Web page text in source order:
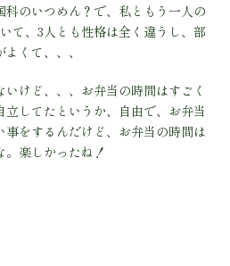
科のいつめん？で、私ともう一人の
て、3人とも性格は全く違うし、部
くて、、、
けど、、、お弁当の時間はすごく
してたというか、自由で、お弁当
をするんだけど、お弁当の時間は
楽しかったね！